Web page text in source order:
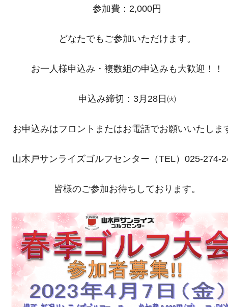
参加費：2,000円
どなたでもご参加いただけます。
お一人様申込み・複数組の申込みも大歓迎！！
申込み締切：3月28日㈫
お申込みはフロントまたはお電話でお願いいたしま
山木戸サンライズゴルフセンター（TEL）025-274-
皆様のご参加お待ちしております。